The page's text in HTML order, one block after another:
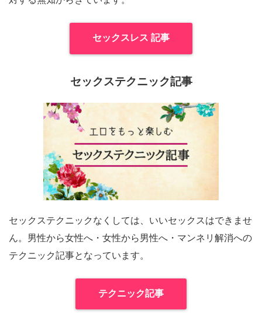
セックスレス 記事
セックステクニック記事
セックステクニックなくしては、いいセックスはできませ
ん。男性から女性へ・女性から男性へ・マンネリ解消への
テクニック記事となっています。
テクニック記事